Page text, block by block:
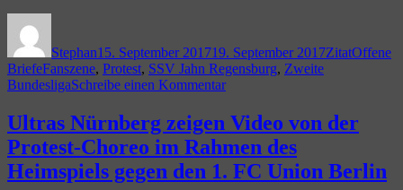
Regensburg
protestieren
Stephan15. September 201719. September 2017ZitatOffene
BriefeSchlagwörter
Fanszene, Protest, SSV Jahn Regensburg, Zweite
BundesligaSchreibe einen Kommentarzu
des
SSV
Jahn
Regensburg
protestieren
Ultras Nürnberg zeigen Video von der
Protest-Choreo im Rahmen des
Heimspiels gegen den 1. FC Union Berlin